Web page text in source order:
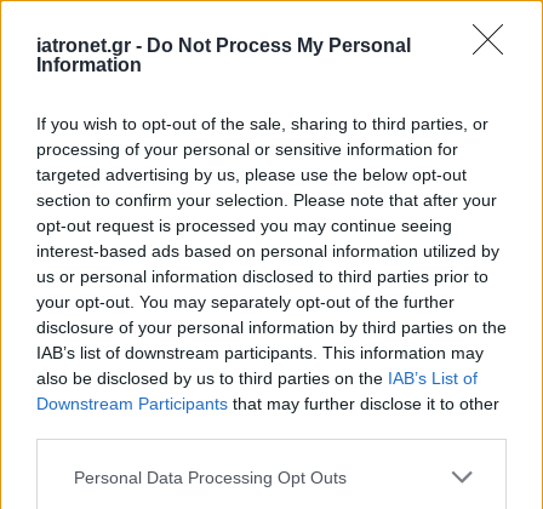
iatronet.gr - Do Not Process My Personal
Information
If you wish to opt-out of the sale, sharing to third parties, or
processing of your personal or sensitive information for
targeted advertising by us, please use the below opt-out
section to confirm your selection. Please note that after your
opt-out request is processed you may continue seeing
interest-based ads based on personal information utilized by
us or personal information disclosed to third parties prior to
your opt-out. You may separately opt-out of the further
disclosure of your personal information by third parties on the
IAB’s list of downstream participants. This information may
also be disclosed by us to third parties on the IAB’s List of
Downstream Participants that may further disclose it to other
Please note that this website/app uses one or more Google
Personal Data Processing Opt Outs
Πονοκέφαλος μαζί με
κόπωση: Ποιες είναι οι
Γιατί πονάει το κεφάλι
μου όταν σηκώνομαι
ΔΕΙΤΕ ΕΠΙΣΗΣ